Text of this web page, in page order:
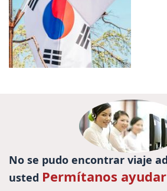
No se pudo encontrar viaje
usted Permítanos